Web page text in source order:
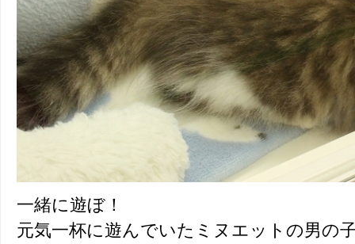
一緒に遊ぼ！
元気一杯に遊んでいたミヌエットの男の